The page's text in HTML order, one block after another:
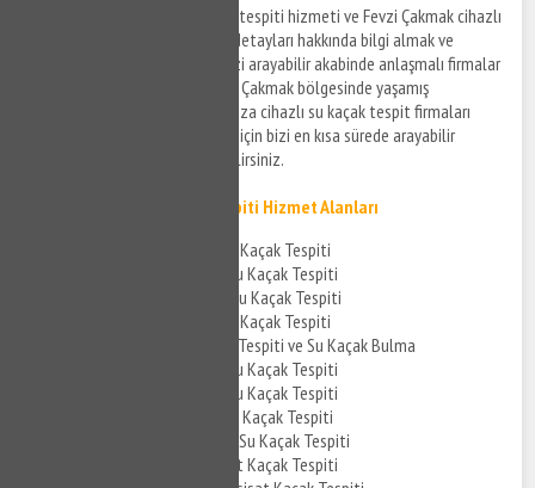
Fevzi Çakmak cihazla su kaçak tespiti hizmeti ve Fevzi Çakmak cihazlı
su kaçak bulma hizmetlerinin detayları hakkında bilgi almak ve
ücretlendirme detayları için bizi arayabilir akabinde anlaşmalı firmalar
ile bağlantı kurabilirsiniz. Fevzi Çakmak bölgesinde yaşamış
olduğunuz su kaçak sorunlarınıza cihazlı su kaçak tespit firmaları
aracılığı ile müdahale edilmesi için bizi en kısa sürede arayabilir
detaylar hakkında bilgi edinebilirsiniz.
Fevzi Çakmak Su Kaçak Tespiti Hizmet Alanları
Fevzi Çakmak Banyo Su Kaçak Tespiti
Fevzi Çakmak Mutfak Su Kaçak Tespiti
Fevzi Çakmak Tuvalet Su Kaçak Tespiti
Fevzi Çakmak Kombi Su Kaçak Tespiti
Fevzi Çakmak Su Kaçak Tespiti ve Su Kaçak Bulma
Fevzi Çakmak Cihazla Su Kaçak Tespiti
Fevzi Çakmak Akustik Su Kaçak Tespiti
Fevzi Çakmak Cihazlı Su Kaçak Tespiti
Fevzi Çakmak Noktasal Su Kaçak Tespiti
Fevzi Çakmak Su Tesisat Kaçak Tespiti